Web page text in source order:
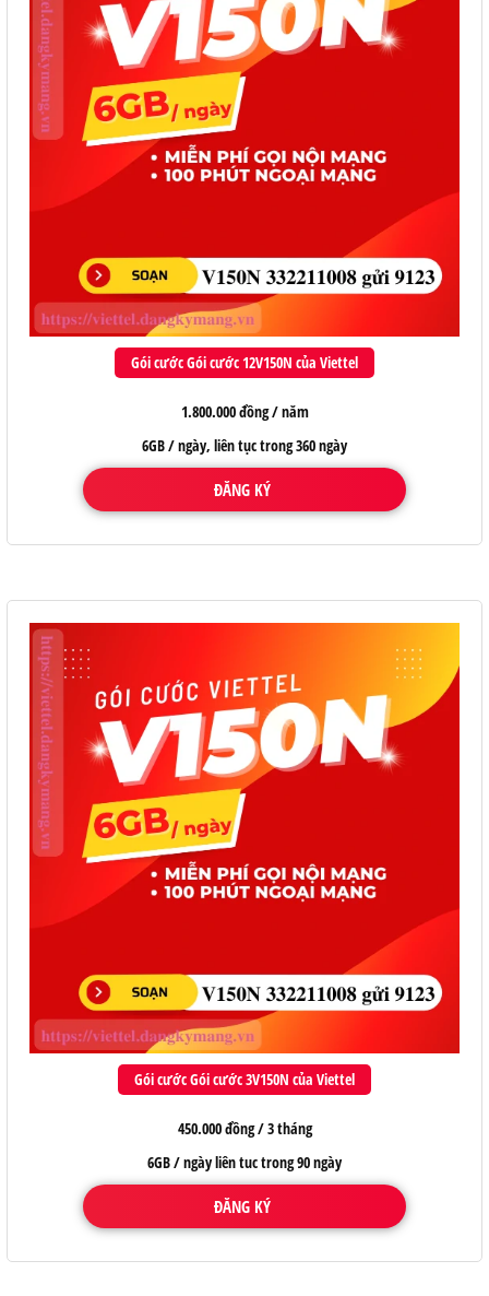
Gói cước Gói cước 12V150N của Viettel
1.800.000 đồng / năm
6GB / ngày, liên tục trong 360 ngày
ĐĂNG KÝ
Gói cước Gói cước 3V150N của Viettel
450.000 đồng / 3 tháng
6GB / ngày liên tuc trong 90 ngày
ĐĂNG KÝ